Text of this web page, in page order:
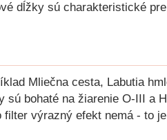
dĺžky sú charakteristické
Mliečna cesta, Labutia
sú bohaté na žiarenie O-III a
výrazný efekt nemá - to